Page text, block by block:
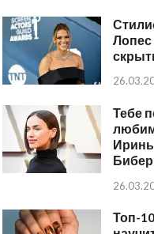
Лопес
Тебе
Бибер
Топ-